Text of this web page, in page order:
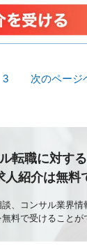
おける下記の業
ワーク・セキュ
顧客向けシス
キュリティに関
ネージドセキュ
ります。その中
マネージドサー
管理ならびに
業務を経験して
3 次のページ
転職に対する
人紹介は無料
、コンサル業界情
料で受けることが